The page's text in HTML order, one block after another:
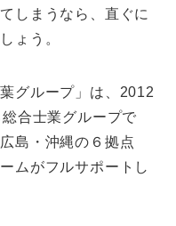
しまうなら、直ぐに
ょう。
グループ」は、2012
合士業グループで
島・沖縄の６拠点
ムがフルサポートし